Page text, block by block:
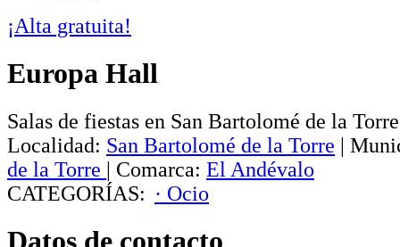
¡Alta gratuita!
Europa Hall
Salas de fiestas en San Bartolomé de la Torre
Localidad: San Bartolomé de la Torre |
de la Torre | Comarca: El Andévalo
CATEGORÍAS: · Ocio